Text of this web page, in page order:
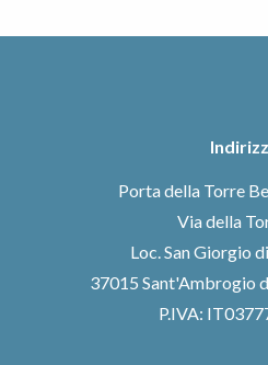
Porta della Torre
Via della
Loc. San Giorgio
37015 Sant'Ambrogio
P.IVA: